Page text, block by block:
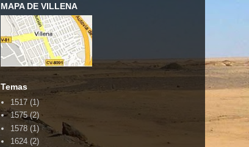
MAPA DE VILLENA
Temas
1517 (1)
1575 (2)
1578 (1)
1624 (2)